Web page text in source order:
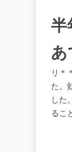
半
あ
リ＊
た。
した
るこ